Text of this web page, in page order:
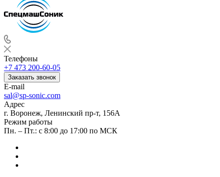
Телефоны
+7 473 200-60-05
Заказать звонок
E-mail
sal@sp-sonic.com
Адрес
г. Воронеж, Ленинский пр-т, 156А
Режим работы
Пн. – Пт.: с 8:00 до 17:00 по МСК